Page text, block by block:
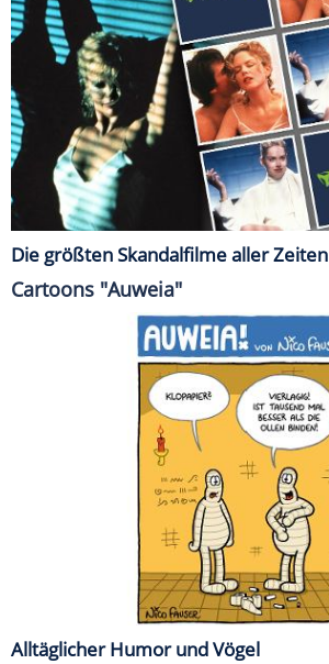
Die größten Skandalfilme aller Zeiten
Cartoons "Auweia"
Alltäglicher Humor und Vögel